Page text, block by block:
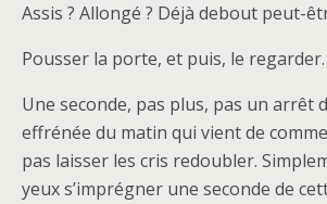
Assis ? Allongé ? Déjà debout peut-
Pousser la porte, et puis, le regarder.
Une seconde, pas plus, pas un arrêt
effrénée du matin qui vient de
pas laisser les cris redoubler.
yeux s’imprégner une seconde de